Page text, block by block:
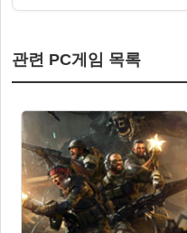
관련 PC게임 목록